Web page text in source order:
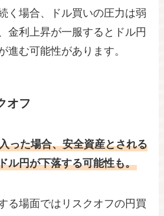
く場合、ドル買いの圧力は弱
金利上昇が一服するとドル円
進む可能性があります。
オフ
った場合、安全資産とされる
ル円が下落する可能性も。
る場面ではリスクオフの円買